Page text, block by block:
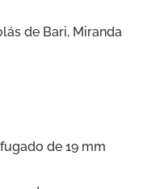
de Bari, Miranda
de 19 mm